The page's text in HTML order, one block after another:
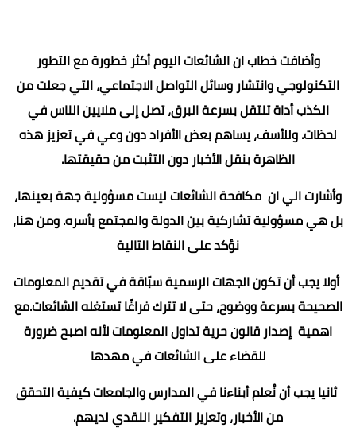
وأضافت خطاب ان الشائعات اليوم أكثر خطورة مع التطور
التكنولوجي وانتشار وسائل التواصل الاجتماعي، التي جعلت من
الكذب أداة تنتقل بسرعة البرق، تصل إلى ملايين الناس في
لحظات. وللأسف، يساهم بعض الأفراد دون وعي في تعزيز هذه
الظاهرة بنقل الأخبار دون التثبت من حقيقتها.
وأشارت الي ان مكافحة الشائعات ليست مسؤولية جهة بعينها،
بل هي مسؤولية تشاركية بين الدولة والمجتمع بأسره. ومن هنا،
نؤكد على النقاط التالية
أولا يجب أن تكون الجهات الرسمية سبّاقة في تقديم المعلومات
الصحيحة بسرعة ووضوح، حتى لا تترك فراغًا تستغله الشائعات.مع
اهمية إصدار قانون حرية تداول المعلومات لأنه اصبح ضرورة
للقضاء على الشائعات في مهدها
ثانيا يجب أن نُعلم أبناءنا في المدارس والجامعات كيفية التحقق
من الأخبار، وتعزيز التفكير النقدي لديهم.